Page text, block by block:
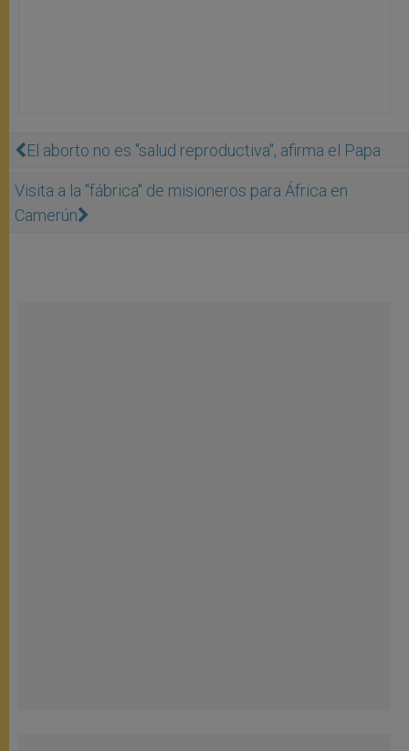
El aborto no es "salud reproductiva", afirma el Papa
Visita a la "fábrica" de misioneros para África en
Camerún